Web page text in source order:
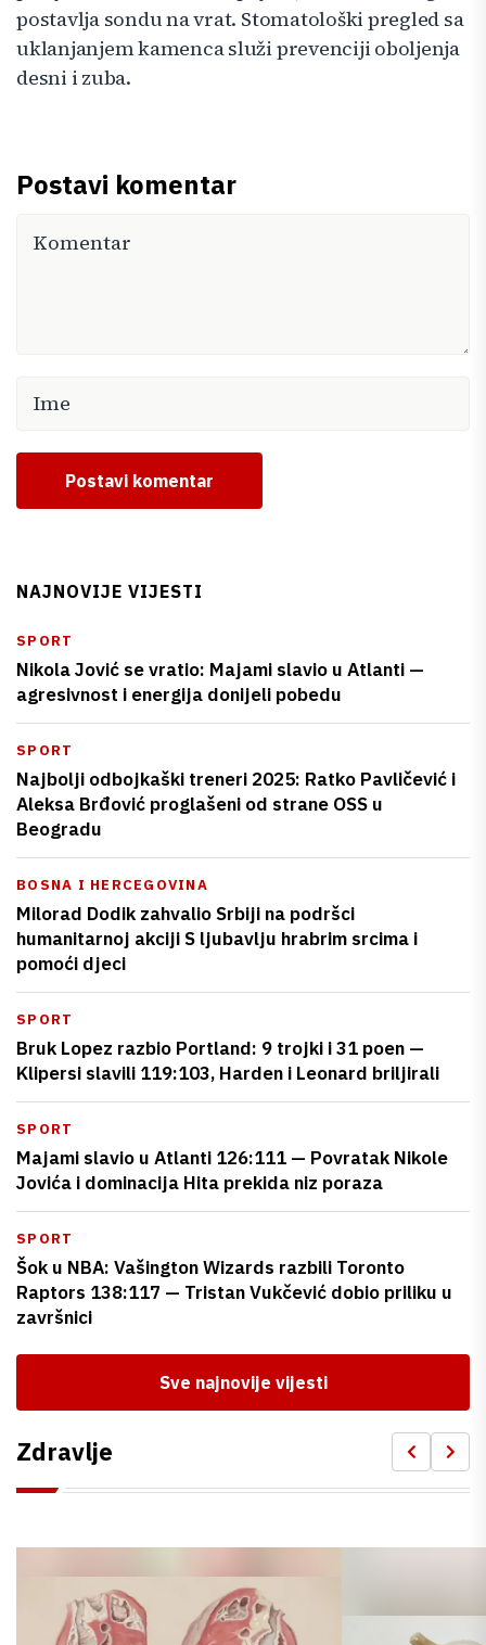
postavlja sondu na vrat. Stomatološki pregled sa
uklanjanjem kamenca služi prevenciji oboljenja
desni i zuba.
Postavi komentar
Postavi komentar
NAJNOVIJE VIJESTI
SPORT
Nikola Jović se vratio: Majami slavio u Atlanti —
agresivnost i energija donijeli pobedu
SPORT
Najbolji odbojkaški treneri 2025: Ratko Pavličević i
Aleksa Brđović proglašeni od strane OSS u
Beogradu
BOSNA I HERCEGOVINA
Milorad Dodik zahvalio Srbiji na podršci
humanitarnoj akciji S ljubavlju hrabrim srcima i
pomoći djeci
SPORT
Bruk Lopez razbio Portland: 9 trojki i 31 poen —
Klipersi slavili 119:103, Harden i Leonard briljirali
SPORT
Majami slavio u Atlanti 126:111 — Povratak Nikole
Jovića i dominacija Hita prekida niz poraza
SPORT
Šok u NBA: Vašington Wizards razbili Toronto
Raptors 138:117 — Tristan Vukčević dobio priliku u
završnici
Sve najnovije vijesti
Zdravlje